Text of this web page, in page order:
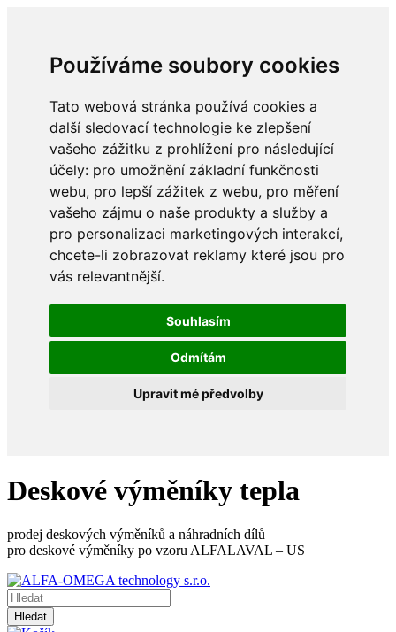
Používáme soubory cookies
Tato webová stránka používá cookies a
další sledovací technologie ke zlepšení
vašeho zážitku z prohlížení pro následující
účely: pro umožnění základní funkčnosti
webu, pro lepší zážitek z webu, pro měření
vašeho zájmu o naše produkty a služby a
pro personalizaci marketingových interakcí,
chcete-li zobrazovat reklamy které jsou pro
vás relevantnější.
Souhlasím
Odmítám
Upravit mé předvolby
Deskové výměníky tepla
prodej deskových výměníků a náhradních dílů
pro deskové výměníky po vzoru ALFALAVAL – US
Hledat